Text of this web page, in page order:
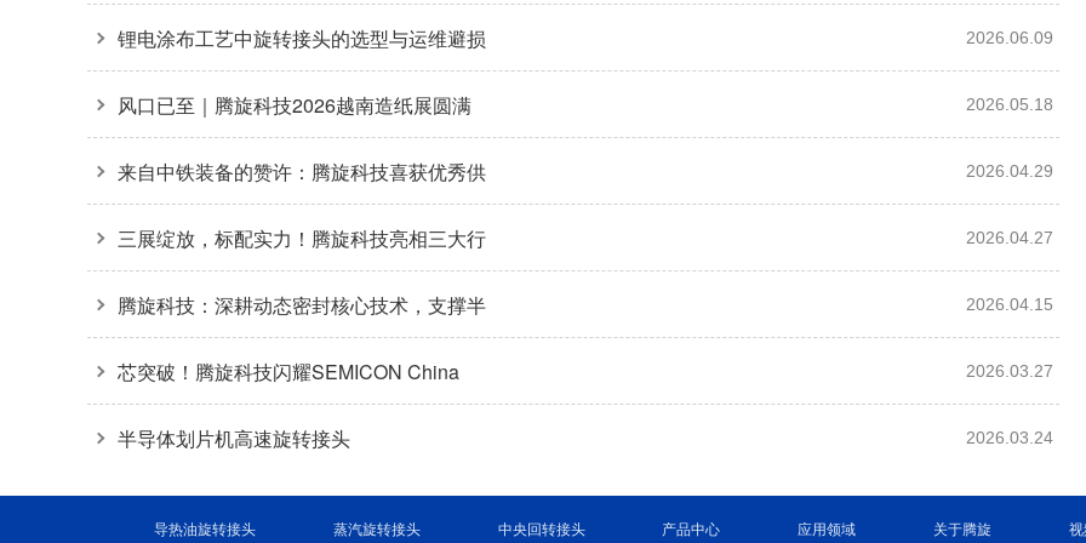
接头36000转高转速自主可控
锂电涂布工艺中旋转接头的选型与运维避损
方案
2026.06.09
风口已至｜腾旋科技2026越南造纸展圆满
收官
2026.05.18
来自中铁装备的赞许：腾旋科技喜获优秀供
应商奖+质量标杆奖
2026.04.29
三展绽放，标配实力！腾旋科技亮相三大行
业盛会
2026.04.27
腾旋科技：深耕动态密封核心技术，支撑半
导体装备关键环节
2026.04.15
芯突破！腾旋科技闪耀SEMICON China
2026
2026.03.27
半导体划片机高速旋转接头 2026.03.24
导热油旋转接头 蒸汽旋转接头 中央回转接头 产品中心 应用领域 关于腾旋